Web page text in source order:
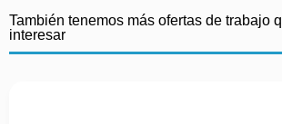
También tenemos más ofertas de trabajo
interesar